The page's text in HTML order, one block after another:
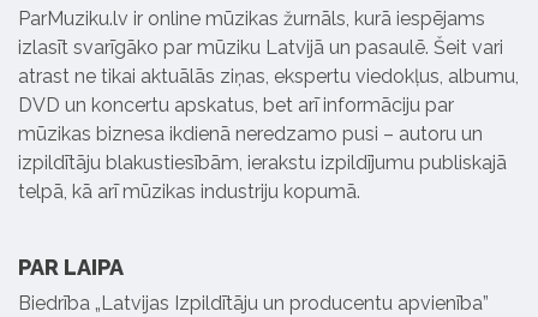
ParMuziku.lv ir online mūzikas žurnāls, kurā iespējams
izlasīt svarīgāko par mūziku Latvijā un pasaulē. Šeit vari
atrast ne tikai aktuālās ziņas, ekspertu viedokļus, albumu,
DVD un koncertu apskatus, bet arī informāciju par
mūzikas biznesa ikdienā neredzamo pusi – autoru un
izpildītāju blakustiesībām, ierakstu izpildījumu publiskajā
telpā, kā arī mūzikas industriju kopumā.
PAR LAIPA
Biedrība „Latvijas Izpildītāju un producentu apvienība”